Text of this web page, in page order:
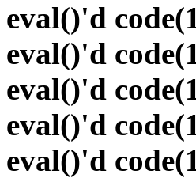
eval()'d
eval()'d
eval()'d
eval()'d
eval()'d